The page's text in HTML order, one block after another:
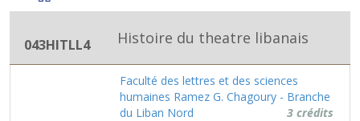
043HITLL4 Histoire du theatre libanais
Faculté des lettres et des sciences
humaines Ramez G. Chagoury - Branche
du Liban Nord
3 crédits